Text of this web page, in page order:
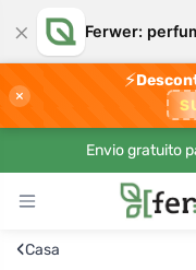
× Ferwer:
×
⚡
Envio gratuito
‹Casa